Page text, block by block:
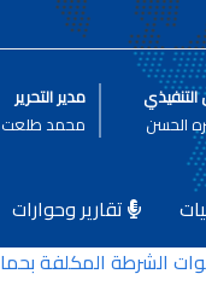
التنفيذي
الحسن
مدير التحرير
محمد طلعت
تقارير وحوارات
المكلفة بحمايته